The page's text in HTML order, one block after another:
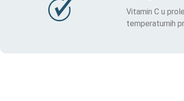
Vitamin C u
temperaturnih